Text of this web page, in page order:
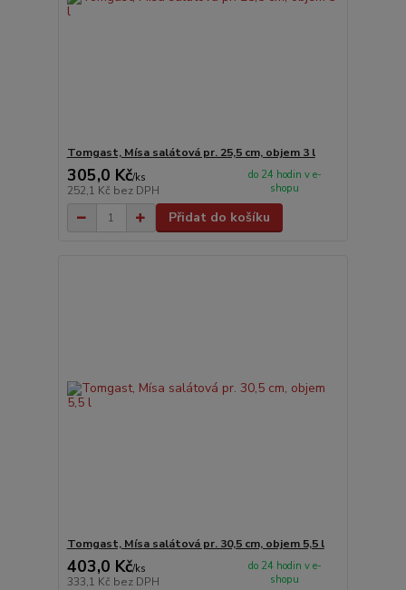
Tomgast, Mísa salátová pr. 25,5 cm, objem 3 l
305,0 Kč/ks
252,1 Kč bez DPH
do 24 hodin v e-
shopu
Přidat do košíku
Tomgast, Mísa salátová pr. 30,5 cm, objem 5,5 l
403,0 Kč/ks
333,1 Kč bez DPH
do 24 hodin v e-
shopu